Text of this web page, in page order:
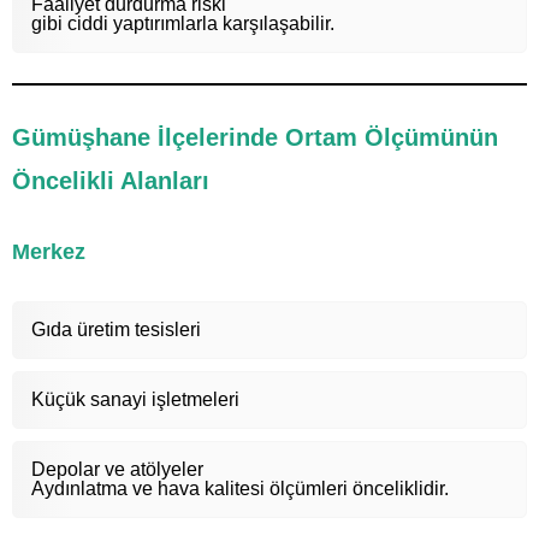
gibi ciddi yaptırımlarla karşılaşabilir.
Gümüşhane İlçelerinde Ortam Ölçümünün
Öncelikli Alanları
Merkez
Gıda üretim tesisleri
Küçük sanayi işletmeleri
Depolar ve atölyeler
Aydınlatma ve hava kalitesi ölçümleri önceliklidir.